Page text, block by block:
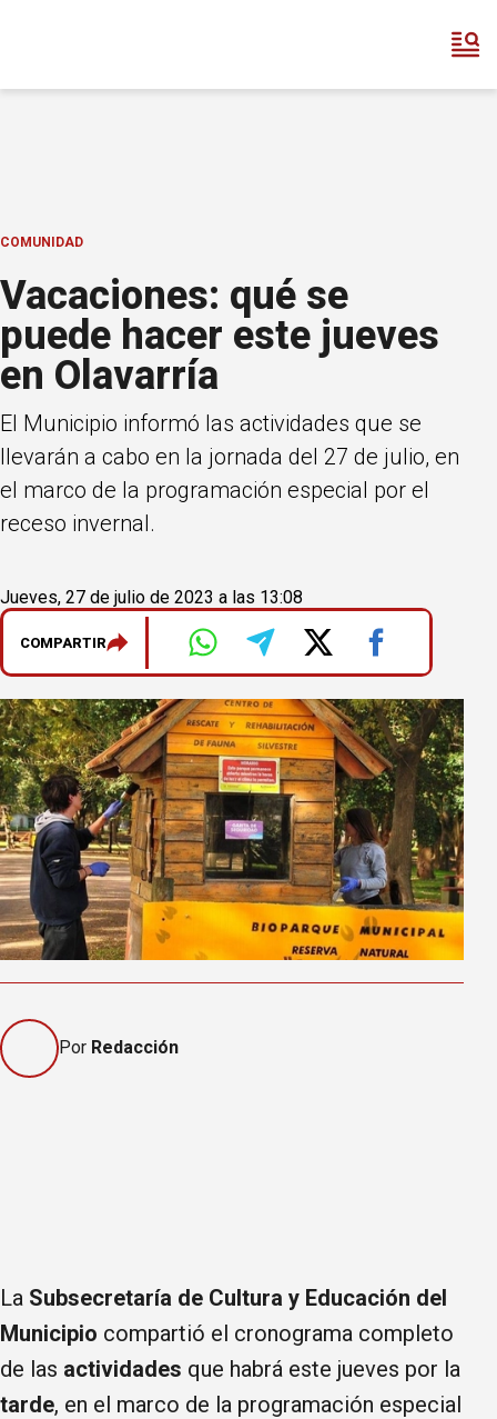
COMUNIDAD
Vacaciones: qué se
puede hacer este jueves
en Olavarría
El Municipio informó las actividades que se
llevarán a cabo en la jornada del 27 de julio, en
el marco de la programación especial por el
receso invernal.
Jueves, 27 de julio de 2023 a las 13:08
COMPARTIR
Por Redacción
La Subsecretaría de Cultura y Educación del
Municipio compartió el cronograma completo
de las actividades que habrá este jueves por la
tarde, en el marco de la programación especial